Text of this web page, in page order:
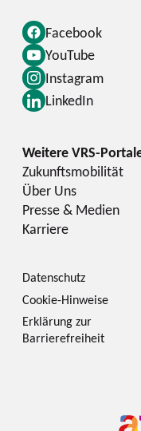
Facebook
YouTube
Instagram
LinkedIn
Zukunftsmobilität
Über Uns
Presse & Medien
Karriere
Datenschutz
Cookie-Hinweise
Erklärung zur
Barrierefreiheit